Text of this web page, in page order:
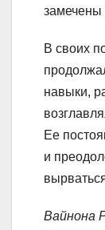
В своих
навыки,
Ее
и
Вайнона